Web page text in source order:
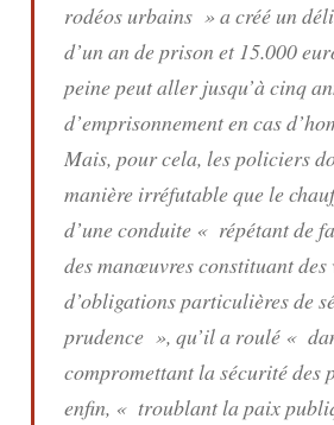
rodéos urbains » a créé un
d’un an de prison et 15.000
peine peut aller jusqu’à cinq
d’emprisonnement en cas
Mais, pour cela, les policiers
manière irréfutable que le
d’une conduite « répétant de
des manœuvres constituant
d’obligations particulières de
prudence », qu’il a roulé «
compromettant la sécurité des
enfin, « troublant la paix